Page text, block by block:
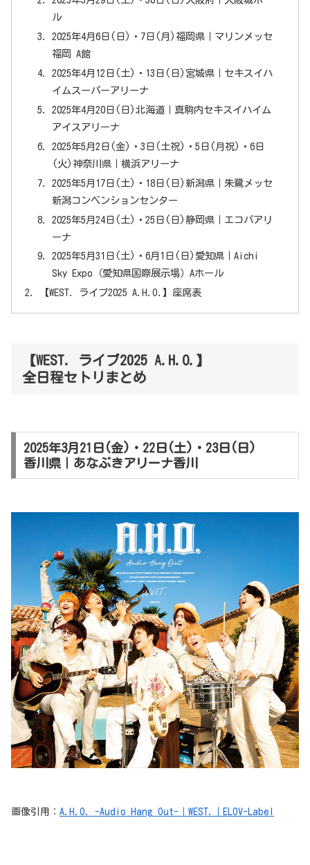
ル
2025年4月6日(日)・7日(月)福岡県｜マリンメッセ
福岡 A館
2025年4月12日(土)・13日(日)宮城県｜セキスイハ
イムスーパーアリーナ
2025年4月20日(日)北海道｜真駒内セキスイハイム
アイスアリーナ
2025年5月2日(金)・3日(土祝)・5日(月祝)・6日
(火)神奈川県｜横浜アリーナ
2025年5月17日(土)・18日(日)新潟県｜朱鷺メッセ
新潟コンベンションセンター
2025年5月24日(土)・25日(日)静岡県｜エコパアリ
ーナ
2025年5月31日(土)・6月1日(日)愛知県｜Aichi
Sky Expo（愛知県国際展示場）Aホール
【WEST. ライブ2025 A.H.O.】座席表
【WEST. ライブ2025 A.H.O.】
全日程セトリまとめ
2025年3月21日(金)・22日(土)・23日(日)
香川県｜あなぶきアリーナ香川
画像引用： A.H.O. -Audio Hang Out-｜WEST.｜ELOV-Label